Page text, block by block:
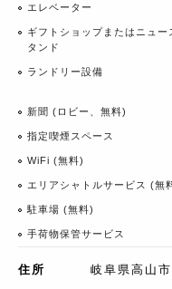
エレベーター
ギフトショップまたはニュー
タンド
ランドリー設備
新聞 (ロビー、無料)
指定喫煙スペース
WiFi (無料)
エリアシャトルサービス (無
駐車場 (無料)
手荷物保管サービス
住所 岐阜県高山